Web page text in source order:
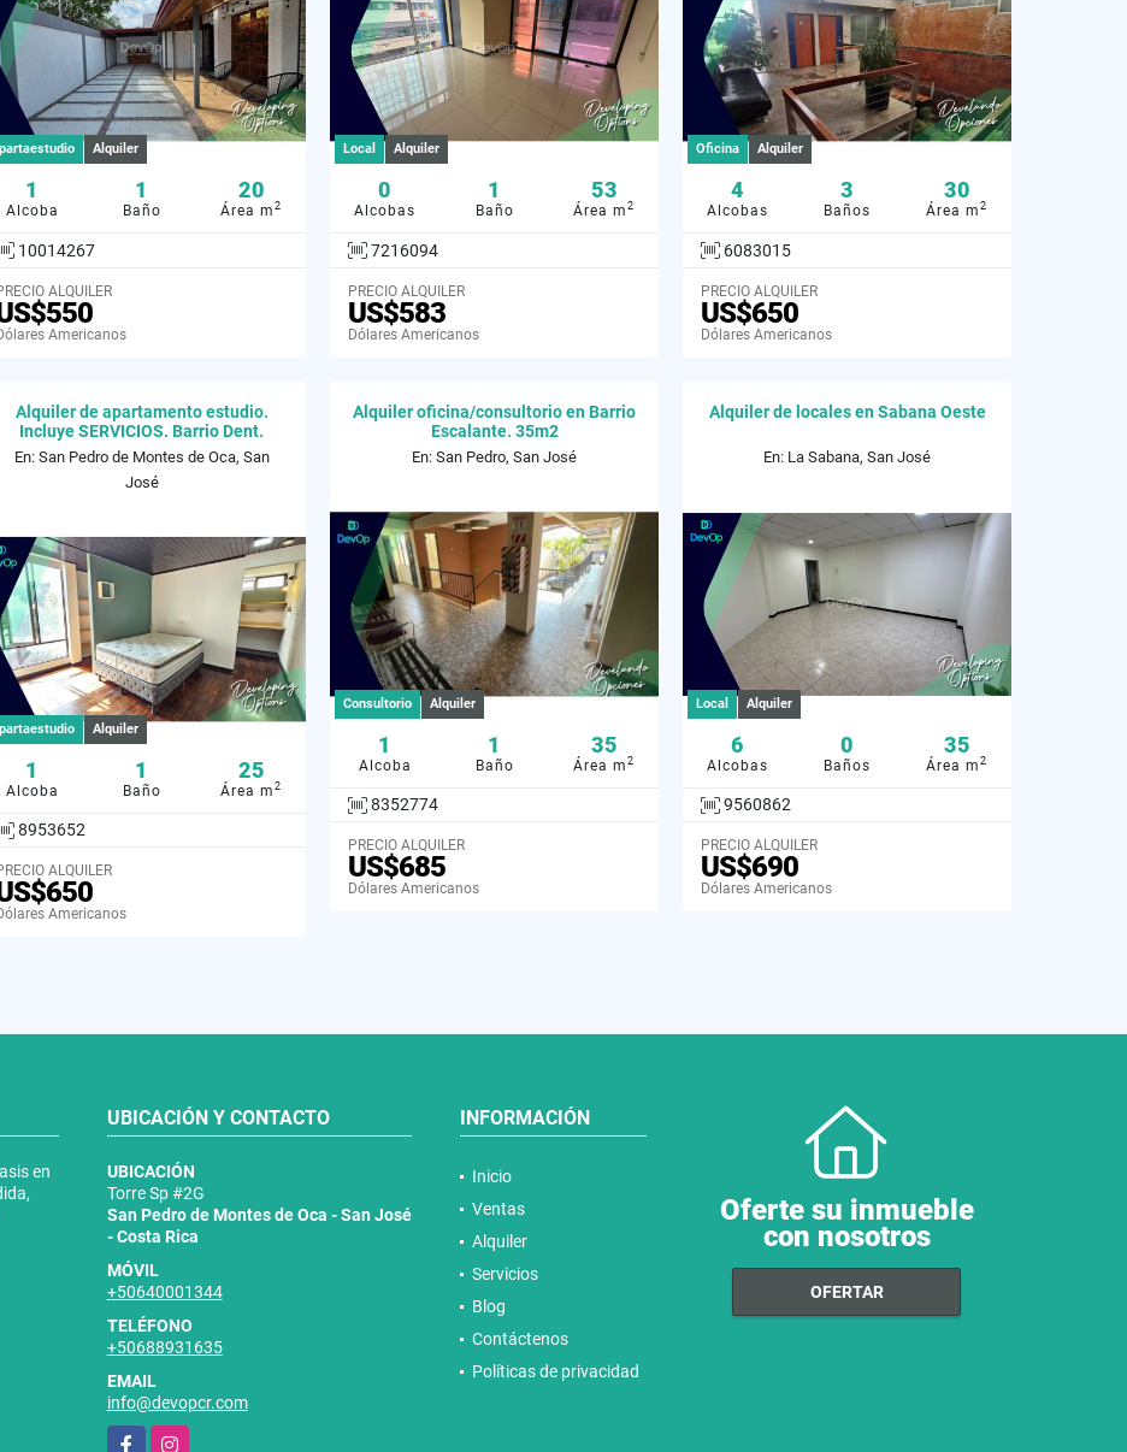
Alquiler
1
Alcoba
1
Baño
20
Área m 2
10014267
ALQUILER
Americanos
Local Alquiler
0
Alcobas
1
Baño
53
Área m 2
7216094
PRECIO ALQUILER
US$583
Dólares Americanos
Oficina Alquiler
4
Alcobas
3
Baños
30
Área m 2
6083015
PRECIO ALQUILER
US$650
Dólares Americanos
Alquiler de apartamento estudio.
Incluye SERVICIOS. Barrio Dent.
En: San Pedro de Montes de Oca, San
José
Alquiler
1
Alcoba
1
Baño
25
Área m 2
8953652
ALQUILER
Americanos
Alquiler oficina/consultorio en Barrio
Escalante. 35m2
En: San Pedro, San José
Consultorio Alquiler
1
Alcoba
1
Baño
35
Área m 2
8352774
PRECIO ALQUILER
US$685
Dólares Americanos
Alquiler de locales en Sabana Oeste
En: La Sabana, San José
Local Alquiler
6
Alcobas
0
Baños
35
Área m 2
9560862
PRECIO ALQUILER
US$690
Dólares Americanos
en
UBICACIÓN Y CONTACTO
UBICACIÓN
Torre Sp #2G
San Pedro de Montes de Oca - San José
- Costa Rica
MÓVIL
+50640001344
TELÉFONO
+50688931635
EMAIL
info@devopcr.com
FacebookInstagram
INFORMACIÓN
Inicio
Ventas
Alquiler
Servicios
Blog
Contáctenos
Políticas de privacidad
Oferte su inmueble
con nosotros
OFERTAR